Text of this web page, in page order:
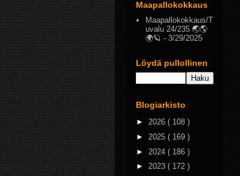
Maapallokokkaus
Maapallokokkaus/T
uvalu 24/235 🌏🌎
🌍🪐 - 3/29/2025
Löydä pullollinen
Blogiarkisto
► 2026 ( 108 )
► 2025 ( 169 )
► 2024 ( 186 )
► 2023 ( 172 )